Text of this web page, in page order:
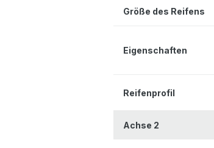
Größe des Reifens
Eigenschaften
Reifenprofil
Achse 2